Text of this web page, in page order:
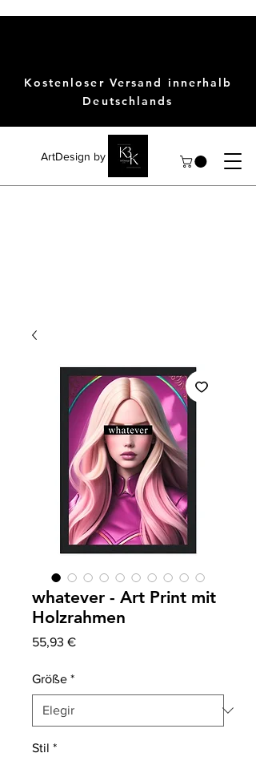
ArtDesign by KBK
Kostenloser Versand innerhalb
Deutschlands
whatever - Art Print mit
Holzrahmen
55,93 €Precio
Größe *
Stil *